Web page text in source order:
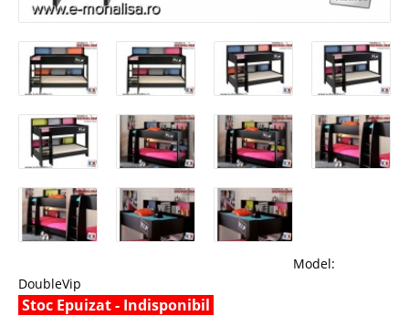
Model:
DoubleVip
Stoc Epuizat - Indisponibil